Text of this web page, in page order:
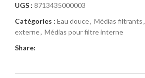
UGS : 8713435000003
Catégories : Eau douce, Médias filtrants,
externe, Médias pour filtre interne
Share: